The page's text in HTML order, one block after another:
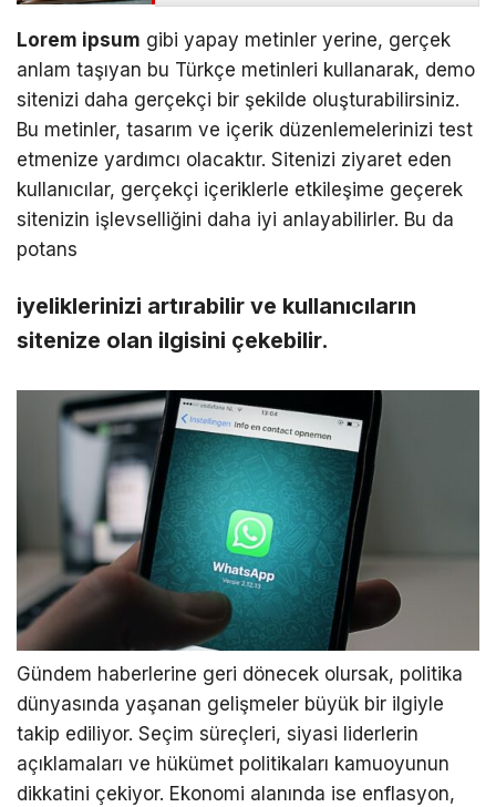
Lorem ipsum gibi yapay metinler yerine, gerçek
anlam taşıyan bu Türkçe metinleri kullanarak, demo
sitenizi daha gerçekçi bir şekilde oluşturabilirsiniz.
Bu metinler, tasarım ve içerik düzenlemelerinizi test
etmenize yardımcı olacaktır. Sitenizi ziyaret eden
kullanıcılar, gerçekçi içeriklerle etkileşime geçerek
sitenizin işlevselliğini daha iyi anlayabilirler. Bu da
potans
iyeliklerinizi artırabilir ve kullanıcıların
sitenize olan ilgisini çekebilir.
Gündem haberlerine geri dönecek olursak, politika
dünyasında yaşanan gelişmeler büyük bir ilgiyle
takip ediliyor. Seçim süreçleri, siyasi liderlerin
açıklamaları ve hükümet politikaları kamuoyunun
dikkatini çekiyor. Ekonomi alanında ise enflasyon,